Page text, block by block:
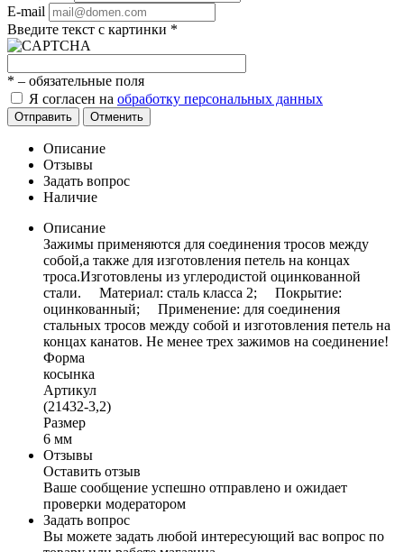
E-mail
Введите текст с картинки *
* – обязательные поля
Я согласен на обработку персональных данных
Отправить Отменить
Описание
Отзывы
Задать вопрос
Наличие
Описание
Зажимы применяются для соединения тросов между
собой,а также для изготовления петель на концах
троса.Изготовлены из углеродистой оцинкованной
стали. Материал: сталь класса 2; Покрытие:
оцинкованный; Применение: для соединения
стальных тросов между собой и изготовления петель на
концах канатов. Не менее трех зажимов на соединение!
Форма
косынка
Артикул
(21432-3,2)
Размер
6 мм
Отзывы
Оставить отзыв
Ваше сообщение успешно отправлено и ожидает
проверки модератором
Задать вопрос
Вы можете задать любой интересующий вас вопрос по